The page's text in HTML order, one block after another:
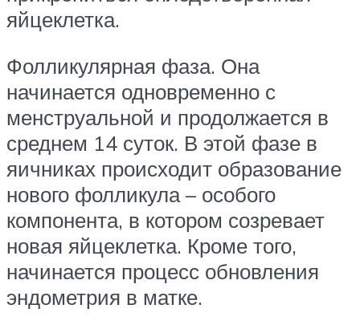
яйцеклетка.
Фолликулярная фаза. Она
начинается одновременно с
менструальной и продолжается в
среднем 14 суток. В этой фазе в
яичниках происходит образование
нового фолликула – особого
компонента, в котором созревает
новая яйцеклетка. Кроме того,
начинается процесс обновления
эндометрия в матке.